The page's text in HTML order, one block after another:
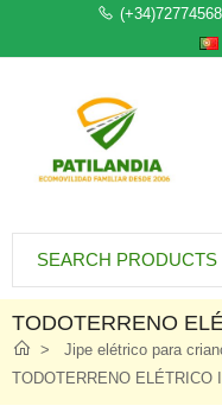
TODOTERRENO
Jipe elétrico para
TODOTERRENO ELÉTRICO